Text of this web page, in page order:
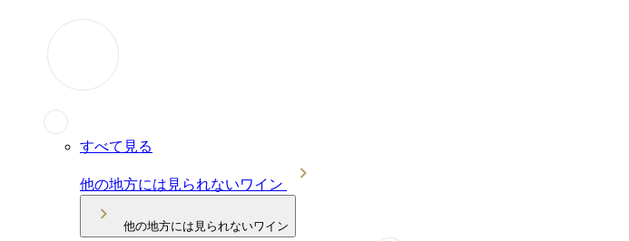
すべて見る
他の地方には見られないワイン
他の地方には見られないワイン